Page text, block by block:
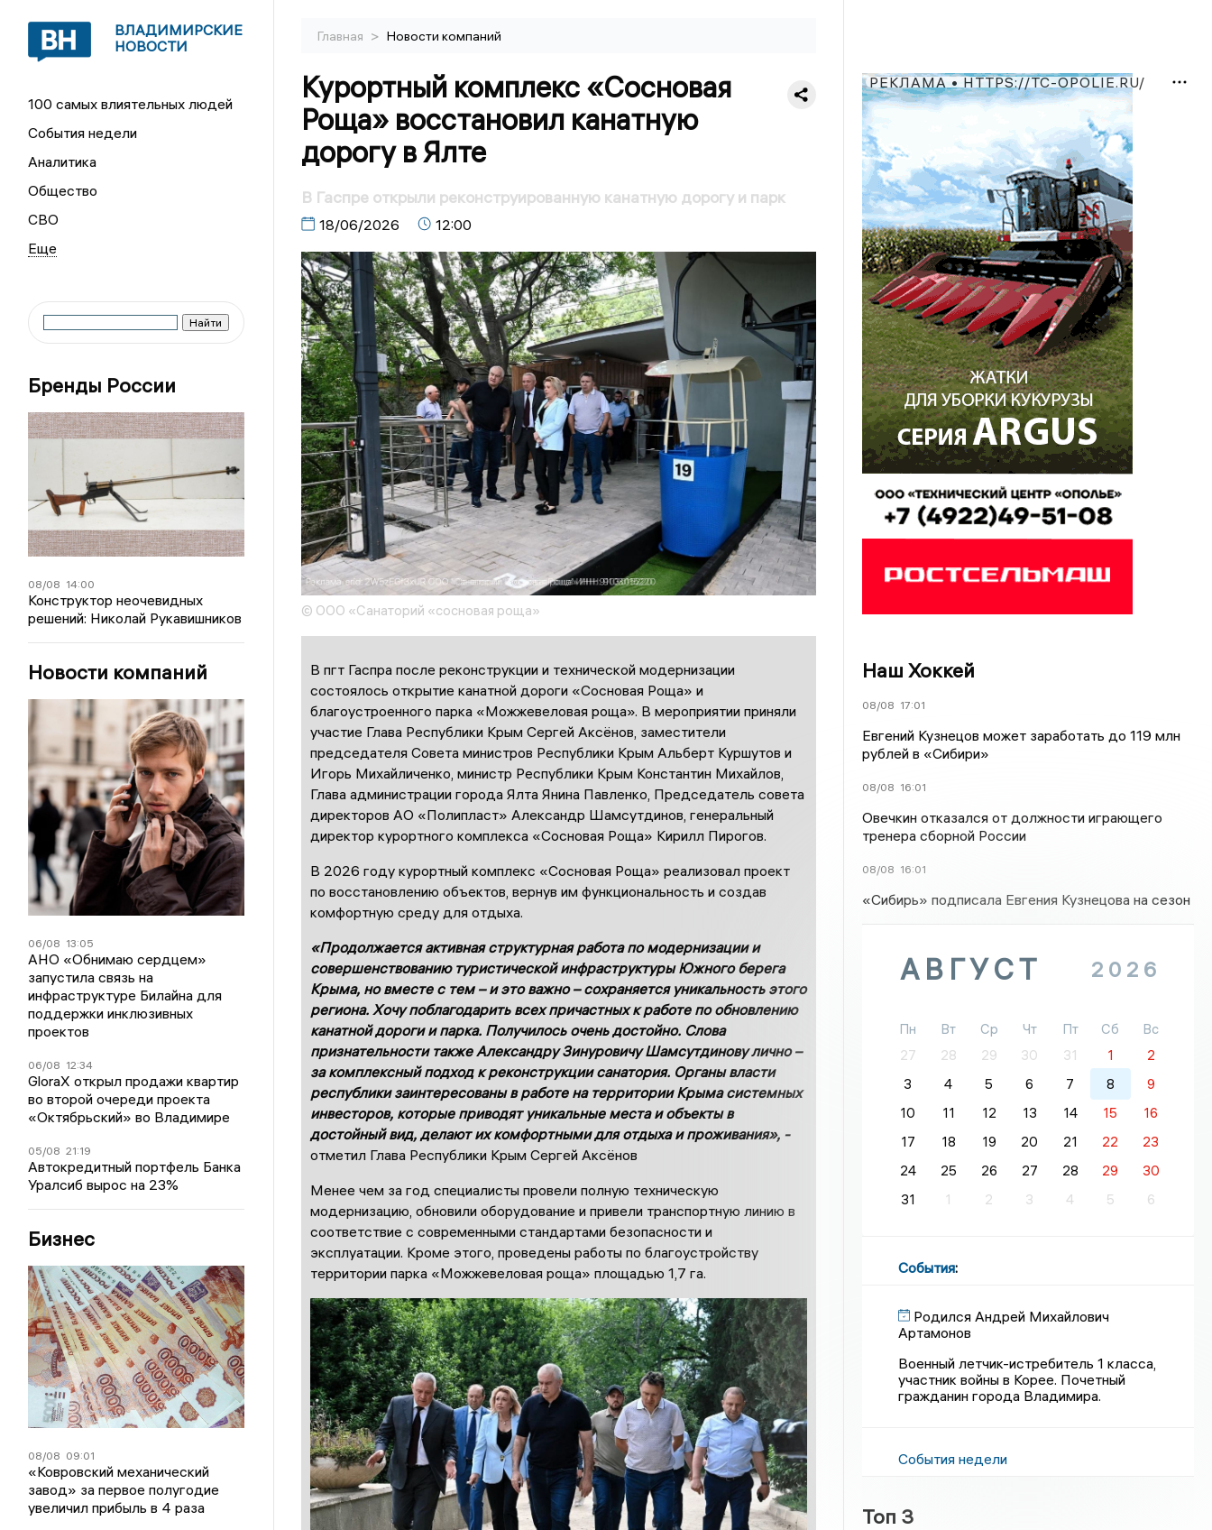
ВЛАДИМИРСКИЕ
НОВОСТИ
100 самых влиятельных людей
События недели
Аналитика
Общество
СВО
Бренды России
08/08 14:00
Конструктор неочевидных
решений: Николай Рукавишников
Новости компаний
06/08 13:05
АНО «Обнимаю сердцем»
запустила связь на
инфраструктуре Билайна для
поддержки инклюзивных
проектов
06/08 12:34
GloraX открыл продажи квартир
во второй очереди проекта
«Октябрьский» во Владимире
05/08 21:19
Автокредитный портфель Банка
Уралсиб вырос на 23%
Бизнес
08/08 09:01
«Ковровский механический
завод» за первое полугодие
увеличил прибыль в 4 раза
Главная > Новости компаний
Курортный комплекс «Сосновая
Роща» восстановил канатную
дорогу в Ялте
В Гаспре открыли реконструированную канатную дорогу и парк
18/06/2026 12:00
© ООО «Санаторий «сосновая роща»
В пгт Гаспра после реконструкции и технической модернизации
состоялось открытие канатной дороги «Сосновая Роща» и
благоустроенного парка «Можжевеловая роща». В мероприятии приняли
участие Глава Республики Крым Сергей Аксёнов, заместители
председателя Совета министров Республики Крым Альберт Куршутов и
Игорь Михайличенко, министр Республики Крым Константин Михайлов,
Глава администрации города Ялта Янина Павленко, Председатель совета
директоров АО «Полипласт» Александр Шамсутдинов, генеральный
директор курортного комплекса «Сосновая Роща» Кирилл Пирогов.
В 2026 году курортный комплекс «Сосновая Роща» реализовал проект
по восстановлению объектов, вернув им функциональность и создав
комфортную среду для отдыха.
«Продолжается активная структурная работа по модернизации и
совершенствованию туристической инфраструктуры Южного берега
Крыма, но вместе с тем – и это важно – сохраняется уникальность этого
региона. Хочу поблагодарить всех причастных к работе по обновлению
канатной дороги и парка. Получилось очень достойно. Слова
признательности также Александру Зинуровичу Шамсутдинову лично –
за комплексный подход к реконструкции санатория. Органы власти
республики заинтересованы в работе на территории Крыма системных
инвесторов, которые приводят уникальные места и объекты в
достойный вид, делают их комфортными для отдыха и проживания», -
отметил Глава Республики Крым Сергей Аксёнов
Менее чем за год специалисты провели полную техническую
модернизацию, обновили оборудование и привели транспортную линию в
соответствие с современными стандартами безопасности и
эксплуатации. Кроме этого, проведены работы по благоустройству
территории парка «Можжевеловая роща» площадью 1,7 га.
РЕКЛАМА • HTTPS://TC-OPOLIE.RU/
Наш Хоккей
08/08 17:01
Евгений Кузнецов может заработать до 119 млн
рублей в «Сибири»
08/08 16:01
Овечкин отказался от должности играющего
тренера сборной России
08/08 16:01
«Сибирь» подписала Евгения Кузнецова на сезон
АВГУСТ 2026
Пн Вт Ср Чт Пт Сб
Вс
27
28 29 30 31 1
2
3
4 5 6 7 8
9
10
11 12 13 14 15
16
17
18 19 20 21 22
23
24
25 26 27 28 29
30
31
1 2 3 4 5 6
События:
Родился Андрей Михайлович
Артамонов
Военный летчик-истребитель 1 класса,
участник войны в Корее. Почетный
гражданин города Владимира.
События недели
Топ 3